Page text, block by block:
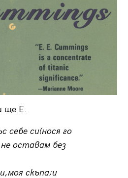
ще Е.
себе си(нося го
оставам без
скъпа;и